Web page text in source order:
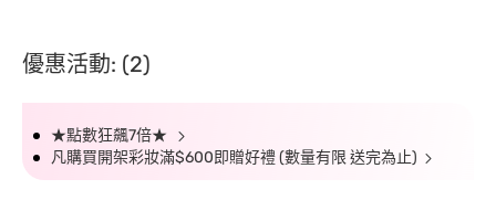
優惠活動: (2)
★點數狂飆7倍★
凡購買開架彩妝滿$600即贈好禮 (數量有限 送完為止)